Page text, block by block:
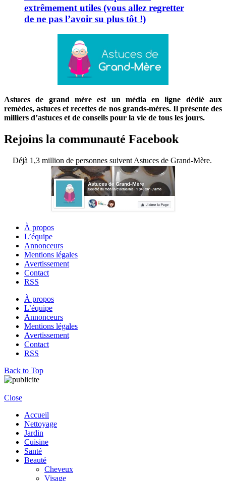
extrêmement utiles (vous allez regretter
de ne pas l’avoir su plus tôt !)
Astuces de grand mère est un média en ligne dédié aux
remèdes, astuces et recettes de nos grands-mères. Il présente des
milliers d’astuces et de conseils pour la vie de tous les jours.
Rejoins la communauté Facebook
Déjà 1,3 million de personnes suivent Astuces de Grand-Mère.
À propos
L’équipe
Annonceurs
Mentions légales
Avertissement
Contact
RSS
À propos
L’équipe
Annonceurs
Mentions légales
Avertissement
Contact
RSS
Back to Top
Close
Accueil
Nettoyage
Jardin
Cuisine
Santé
Beauté
Cheveux
Visage